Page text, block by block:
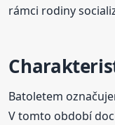
rámci rodiny
Batoletem
V tomto období